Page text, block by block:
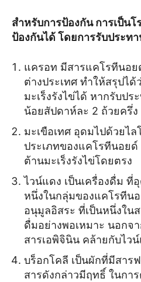
สำหรับการป้องกัน การเป็นโ
ป้องกันได้ โดยการรับประท
แครอท มีสารแคโรทีนอย
ต่างประเทศ ทำให้สรุปไ
มะเร็งรังไข่ได้ หากรับปร
น้อยสัปดาห์ละ 2 ถ้วยครึ่ง
มะเขือเทศ อุดมไปด้วยไ
ประเภทของแคโรทีนอย
ต้านมะเร็งรังไข่โดยตรง
ไวน์แดง เป็นเครื่องดื่ม ที่
หนึ่งในกลุ่มของแคโรทีน
อนุมูลอิสระ ที่เป็นหนึ่งใน
ดื่มอย่างพอเหมาะ นอกจ
สารเอพิจินิน คล้ายกับไว
บร็อกโคลี เป็นผักที่มีสาร
สารดังกล่าวมีฤทธิ์ ในกา